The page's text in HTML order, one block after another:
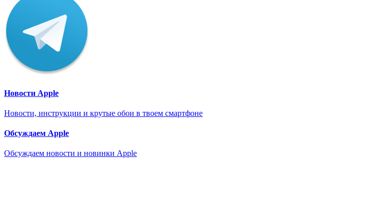
Новости Apple
Новости, инструкции и крутые обои в твоем смартфоне
Обсуждаем Apple
Обсуждаем новости и новинки Apple